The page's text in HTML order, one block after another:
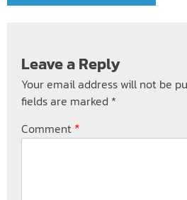
Leave a Reply
Your email address will not be
fields are marked *
Comment *